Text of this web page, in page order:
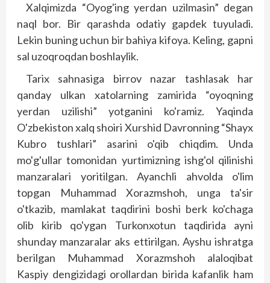
Xalqimizda “Oyog'ing yerdan uzilmasin” degan
naql bor. Bir qarashda odatiy gapdek tuyuladi.
Lekin buning uchun bir bahiya kifoya. Keling, gapni
sal uzoqroqdan boshlaylik.
Tarix sahnasiga birrov nazar tashlasak har
qanday ulkan xatolarning zamirida “oyoqning
yerdan uzilishi” yotganini ko'ramiz. Yaqinda
O'zbekiston xalq shoiri Xurshid Davronning “Shayx
Kubro tushlari” asarini o'qib chiqdim. Unda
mo'g'ullar tomonidan yurtimizning ishg'ol qilinishi
manzaralari yoritilgan. Ayanchli ahvolda o'lim
topgan Muhammad Xorazmshoh, unga ta'sir
o'tkazib, mamlakat taqdirini boshi berk ko'chaga
olib kirib qo'ygan Turkonxotun taqdirida ayni
shunday manzaralar aks ettirilgan. Ayshu ishratga
berilgan Muhammad Xorazmshoh alaloqibat
Kaspiy dengizidagi orollardan birida kafanlik ham